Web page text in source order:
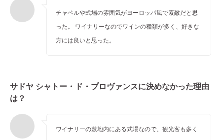
チャペルや式場の雰囲気がヨーロッパ風で素敵だと思
った。 ワイナリーなのでワインの種類が多く、好きな
方には良いと思った。
サドヤ シャトー・ド・プロヴァンスに決めなかった理由
は？
ワイナリーの敷地内にある式場なので、観光客も多く